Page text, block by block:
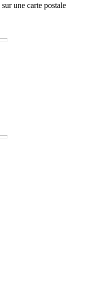
une carte postale